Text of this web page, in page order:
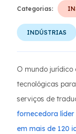
Categorias:
INDÚSTRIAS
O mundo
tecnológicas
serviços de
fornecedora
em mais de 120